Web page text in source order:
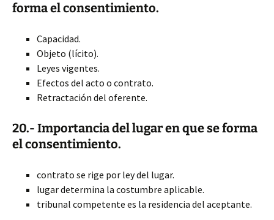
forma el consentimiento.
Capacidad.
Objeto (lícito).
Leyes vigentes.
Efectos del acto o contrato.
Retractación del oferente.
20.- Importancia del lugar en que se forma
el consentimiento.
contrato se rige por ley del lugar.
lugar determina la costumbre aplicable.
tribunal competente es la residencia del aceptante.